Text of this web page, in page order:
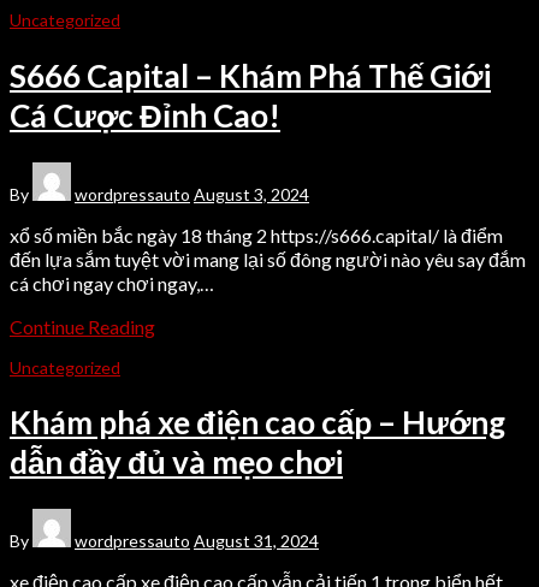
Uncategorized
S666 Capital – Khám Phá Thế Giới
Cá Cược Đỉnh Cao!
By wordpressauto August 3, 2024
xổ số miền bắc ngày 18 tháng 2 https://s666.capital/ là điểm
đến lựa sắm tuyệt vời mang lại số đông người nào yêu say đắm
cá chơi ngay chơi ngay,…
Continue Reading
Uncategorized
Khám phá xe điện cao cấp – Hướng
dẫn đầy đủ và mẹo chơi
By wordpressauto August 31, 2024
xe điện cao cấp xe điện cao cấp vẫn cải tiến 1 trong biển hết